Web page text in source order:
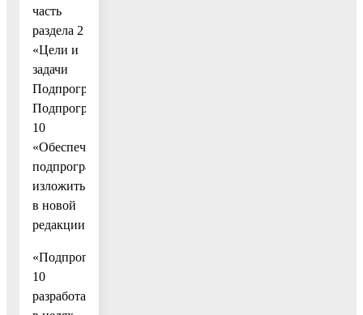
часть
раздела 2
«Цели и
задачи
Подпрограммы»
Подпрограммы
10
«Обеспечивающая
подпрограмма»
изложить
в новой
редакции:
«Подпрограмма
10
разработана